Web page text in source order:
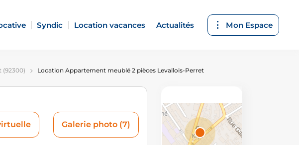
Syndic Location vacances Actualités Mon Espace
(92300) Location Appartement meublé 2 pièces Levallois-Perret
Galerie photo (7)